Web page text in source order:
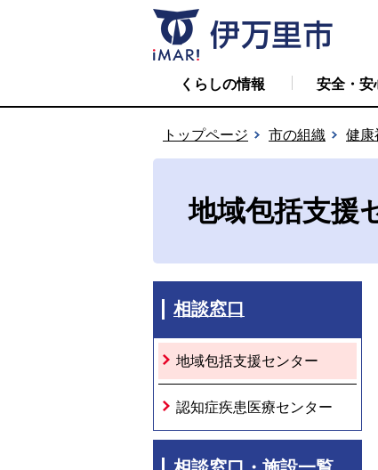
くらしの情報 安全・安
トップページ 市の組織 健康
地域包括支援
相談窓口
地域包括支援センター
認知症疾患医療センター